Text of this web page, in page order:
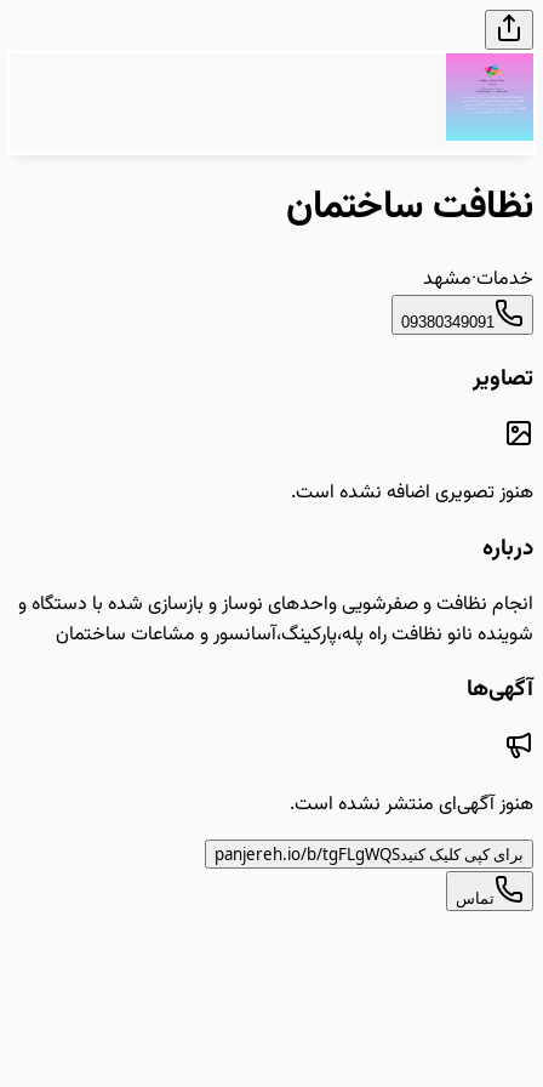
نظافت ساختمان
خدمات·مشهد
09380349091
تصاویر
هنوز تصویری اضافه نشده است.
درباره
انجام نظافت و صفرشویی واحدهای نوساز و بازسازی شده با دستگاه و
شوینده نانو نظافت راه پله،پارکینگ،آسانسور و مشاعات ساختمان
آگهی‌ها
هنوز آگهی‌ای منتشر نشده است.
panjereh.io/b/tgFLgWQSبرای کپی کلیک کنید
تماس